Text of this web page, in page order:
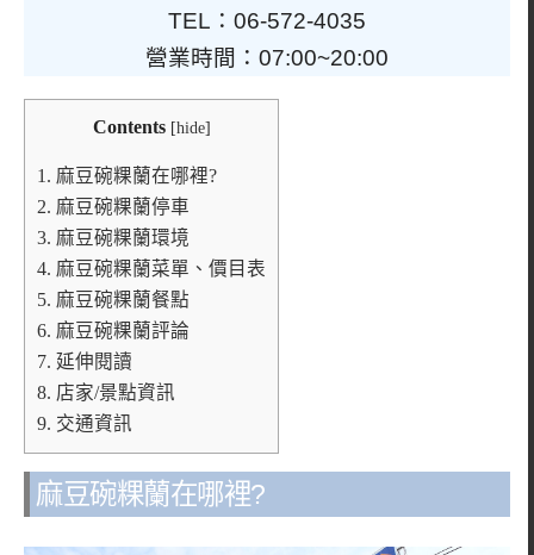
TEL：06-572-4035
營業時間：07:00~20:00
Contents [hide]
1. 麻豆碗粿蘭在哪裡?
2. 麻豆碗粿蘭停車
3. 麻豆碗粿蘭環境
4. 麻豆碗粿蘭菜單、價目表
5. 麻豆碗粿蘭餐點
6. 麻豆碗粿蘭評論
7. 延伸閱讀
8. 店家/景點資訊
9. 交通資訊
麻豆碗粿蘭在哪裡?